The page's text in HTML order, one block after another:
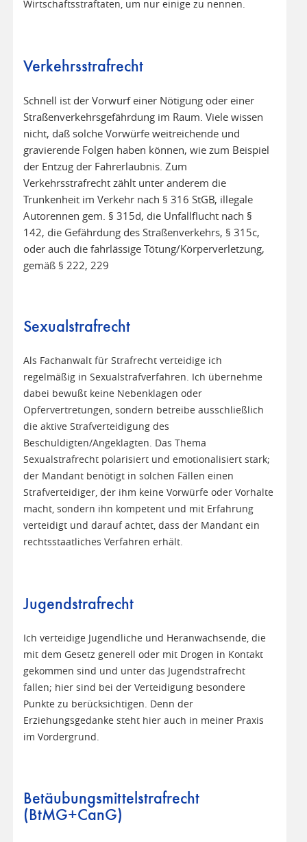
Wirtschaftsstraftaten, um nur einige zu nennen.
Verkehrsstrafrecht
Schnell ist der Vorwurf einer Nötigung oder einer
Straßenverkehrsgefährdung im Raum. Viele wissen
nicht, daß solche Vorwürfe weitreichende und
gravierende Folgen haben können, wie zum Beispiel
der Entzug der Fahrerlaubnis. Zum
Verkehrsstrafrecht zählt unter anderem die
Trunkenheit im Verkehr nach § 316 StGB, illegale
Autorennen gem. § 315d, die Unfallflucht nach §
142, die Gefährdung des Straßenverkehrs, § 315c,
oder auch die fahrlässige Tötung/Körperverletzung,
gemäß § 222, 229
Sexualstrafrecht
Als Fachanwalt für Strafrecht verteidige ich
regelmäßig in Sexualstrafverfahren. Ich übernehme
dabei bewußt keine Nebenklagen oder
Opfervertretungen, sondern betreibe ausschließlich
die aktive Strafverteidigung des
Beschuldigten/Angeklagten. Das Thema
Sexualstrafrecht polarisiert und emotionalisiert stark;
der Mandant benötigt in solchen Fällen einen
Strafverteidiger, der ihm keine Vorwürfe oder Vorhalte
macht, sondern ihn kompetent und mit Erfahrung
verteidigt und darauf achtet, dass der Mandant ein
rechtsstaatliches Verfahren erhält.
Jugendstrafrecht
Ich verteidige Jugendliche und Heranwachsende, die
mit dem Gesetz generell oder mit Drogen in Kontakt
gekommen sind und unter das Jugendstrafrecht
fallen; hier sind bei der Verteidigung besondere
Punkte zu berücksichtigen. Denn der
Erziehungsgedanke steht hier auch in meiner Praxis
im Vordergrund.
Betäubungsmittelstrafrecht
(BtMG+CanG)